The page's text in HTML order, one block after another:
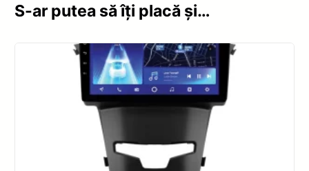
S-ar putea să îți placă și…